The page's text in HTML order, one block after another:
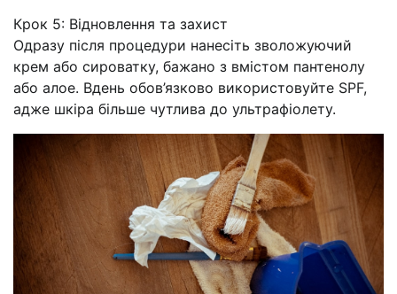
Крок 5: Відновлення та захист
Одразу після процедури нанесіть зволожуючий
крем або сироватку, бажано з вмістом пантенолу
або алое. Вдень обов’язково використовуйте SPF,
адже шкіра більше чутлива до ультрафіолету.